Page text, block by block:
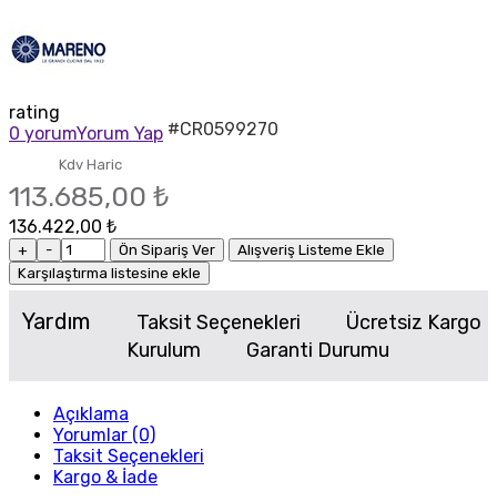
rating
0 yorumYorum Yap #CR0599270
Kdv Haric
113.685,00 ₺
136.422,00 ₺
+ - Ön Sipariş Ver
Alışveriş Listeme Ekle
Karşılaştırma listesine ekle
Yardım Taksit Seçenekleri
Ücretsiz Kargo
Kurulum
Garanti Durumu
Açıklama
Yorumlar (0)
Taksit Seçenekleri
Kargo & İade